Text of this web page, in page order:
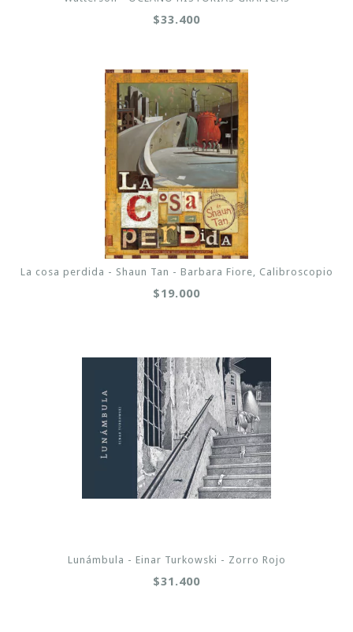
$33.400
La cosa perdida - Shaun Tan - Barbara Fiore, Calibroscopio
$19.000
Lunámbula - Einar Turkowski - Zorro Rojo
$31.400